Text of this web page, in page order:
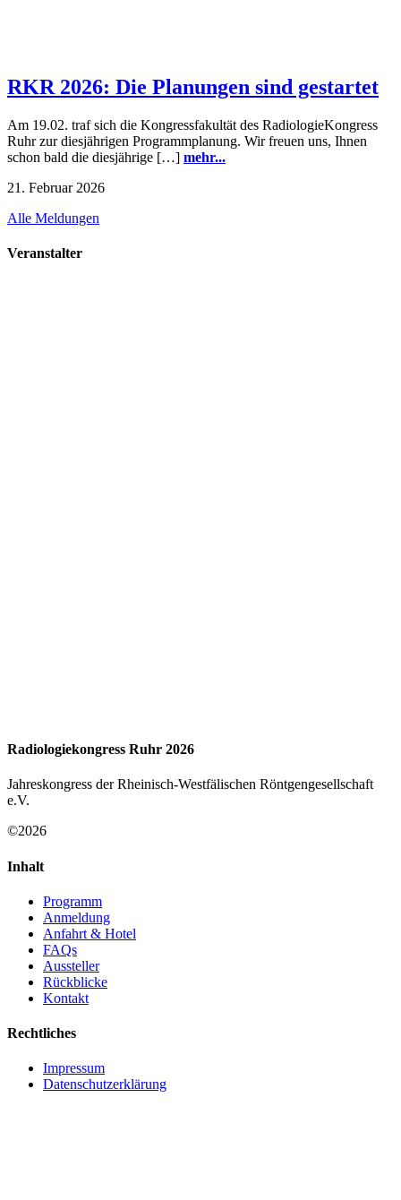
RKR 2026: Die Planungen sind gestartet
Am 19.02. traf sich die Kongressfakultät des RadiologieKongress
Ruhr zur diesjährigen Programmplanung. Wir freuen uns, Ihnen
schon bald die diesjährige […] mehr...
21. Februar 2026
Alle Meldungen
Veranstalter
Radiologiekongress Ruhr 2026
Jahreskongress der Rheinisch-Westfälischen Röntgengesellschaft
e.V.
©2026
Inhalt
Programm
Anmeldung
Anfahrt & Hotel
FAQs
Aussteller
Rückblicke
Kontakt
Rechtliches
Impressum
Datenschutzerklärung